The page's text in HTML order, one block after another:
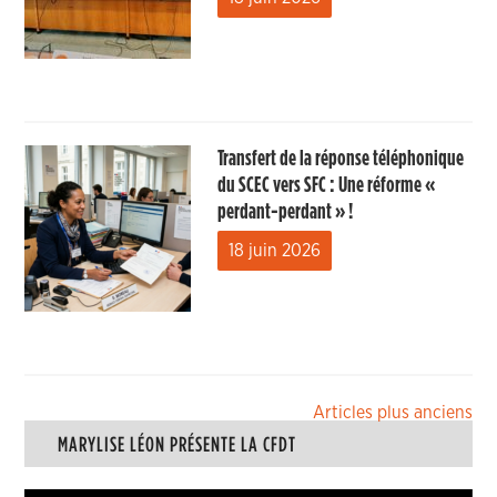
Transfert de la réponse téléphonique
du SCEC vers SFC : Une réforme «
perdant-perdant » !
18 juin 2026
Navigation
des
Articles plus anciens
MARYLISE LÉON PRÉSENTE LA CFDT